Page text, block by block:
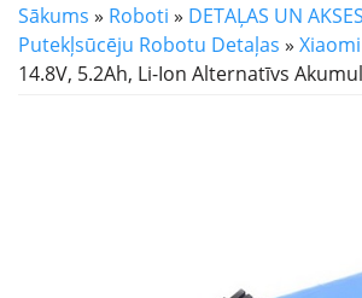
Sākums » Roboti » DETAĻAS UN
Putekļsūcēju Robotu Detaļas » Xiaomi
14.8V, 5.2Ah, Li-Ion Alternatīvs